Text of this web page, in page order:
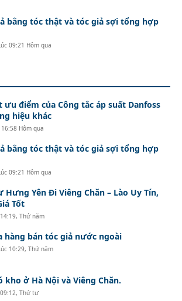
bằng tóc thật và tóc giả sợi tổng hợp
09:21 Hôm qua
điểm của Công tắc áp suất Danfoss
hiệu khác
16:58 Hôm qua
bằng tóc thật và tóc giả sợi tổng hợp
09:21 Hôm qua
Hưng Yên Đi Viêng Chăn – Lào Uy Tín,
Tốt
Thứ năm
hàng bán tóc giả nước ngoài
10:29, Thứ năm
kho ở Hà Nội và Viêng Chăn.
09:12, Thứ tư